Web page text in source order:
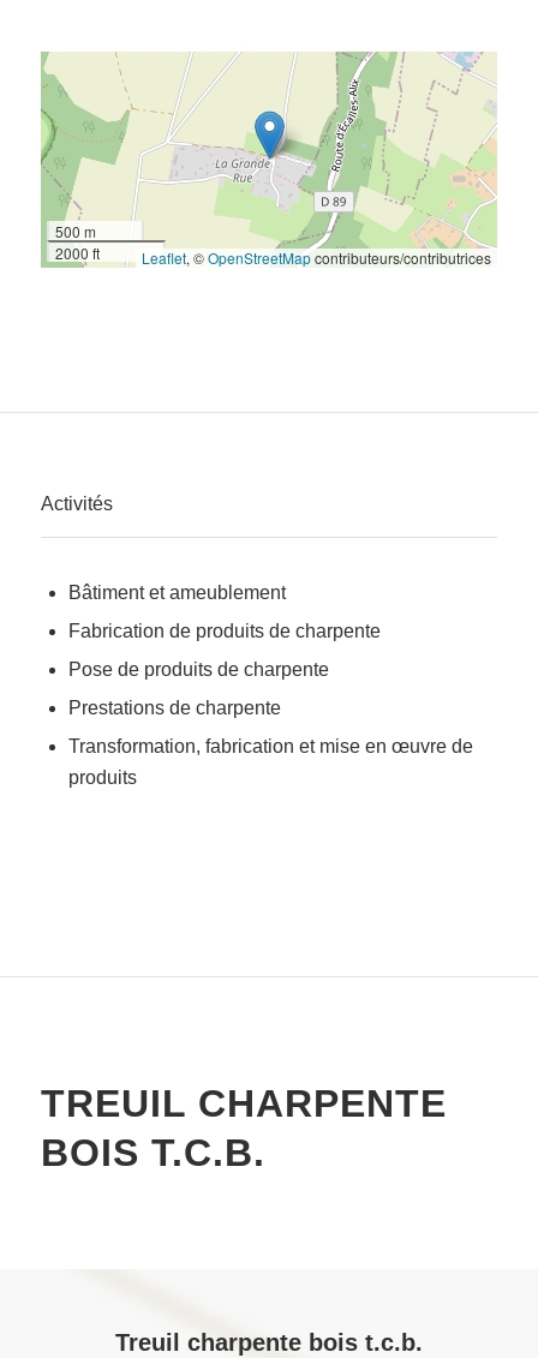
500 m
2000 ft
Leaflet, ©OpenStreetMapcontributeurs/contributrices
Activités
Bâtiment et ameublement
Fabrication de produits de charpente
Pose de produits de charpente
Prestations de charpente
Transformation, fabrication et mise en œuvre de
produits
TREUIL CHARPENTE
BOIS T.C.B.
Treuil charpente bois t.c.b.